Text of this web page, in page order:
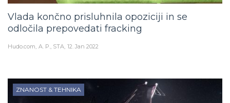
Vlada končno prisluhnila opoziciji in se
odločila prepovedati fracking
Hudo.com A. P., STA 12. Jan 2022
ZNANOST & TEHNIKA